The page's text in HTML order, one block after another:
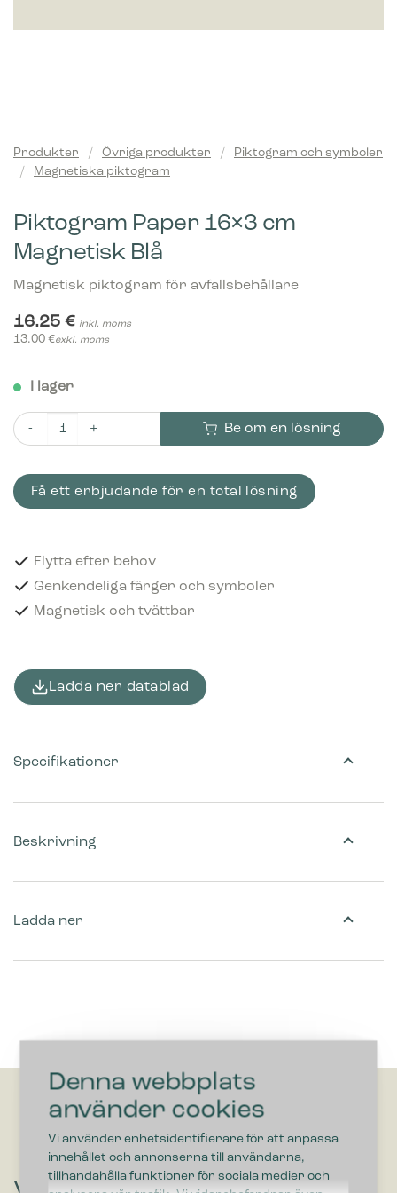
Denna webbplats
använder cookies
Vi använder enhetsidentifierare för att anpassa
innehållet och annonserna till användarna,
tillhandahålla funktioner för sociala medier och
Produkter / Övriga produkter /
Piktogram och symboler
/
Magnetiska piktogram
Piktogram Paper 16×3 cm
Magnetisk Blå
Magnetisk piktogram för avfallsbehållare
16.25 € inkl. moms
13.00 €exkl. moms
I lager
Piktogram Paper 16x3 cm Magnetisk Blå mängd
Be om en lösning
Få ett erbjudande för en total lösning
Flytta efter behov
Genkendeliga färger och symboler
Magnetisk och tvättbar
Ladda ner datablad
Beskrivning
Ladda ner
Specifikationer